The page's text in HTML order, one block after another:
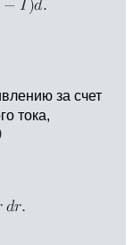
за счет
тока,